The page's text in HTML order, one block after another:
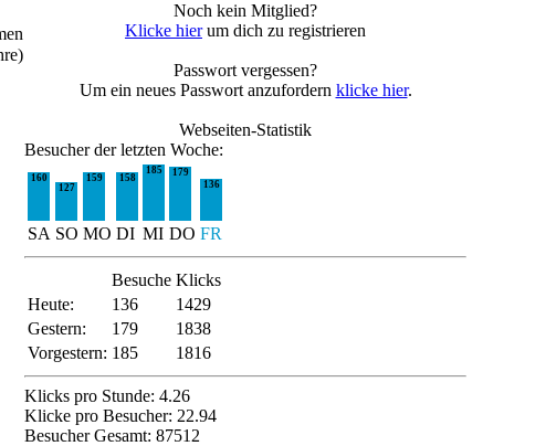
Noch kein Mitglied?
Klicke hierum dich zu registrieren
Passwort vergessen?
Um ein neues Passwort anzufordern klicke hier.
Webseiten-Statistik
Besucher der letzten Woche:
160
127
159 158
185
179
136
SA SO MO DI MI DO FR
Besuche Klicks
Heute:
136
1429
Gestern:
179
1838
Vorgestern: 185 1816
Klicks pro Stunde: 4.26
Klicke pro Besucher: 22.94
Besucher Gesamt: 87512